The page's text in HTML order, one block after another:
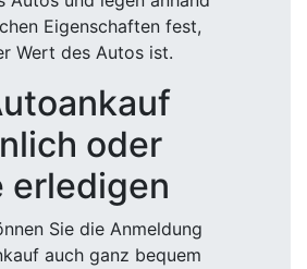
Eigenschaften fest,
Wert des Autos ist.
oder
erledigen
Sie die Anmeldung
auch ganz bequem